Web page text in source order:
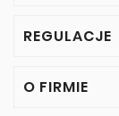
REGULACJE
O FIRMIE